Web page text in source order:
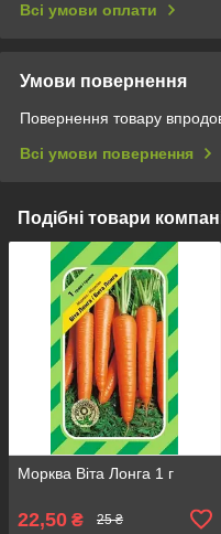
Всі умови оплати
Умови повернення
Повернення товару
Всі умови повернення
Подібні товари
Морква Віта Лонга 1 г
22,50 ₴ 25 ₴